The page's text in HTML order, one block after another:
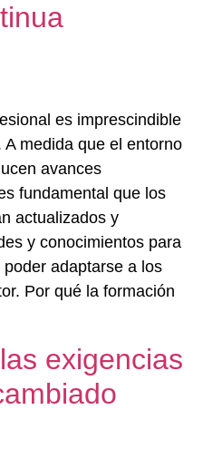
es imprescindible
medida que el entorno
avances
fundamental que los
actualizados y
y conocimientos para
adaptarse a los
Por qué la formación
exigencias